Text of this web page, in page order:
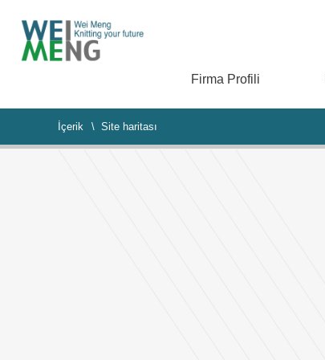
Firma Profili
İçerik \ Site haritası